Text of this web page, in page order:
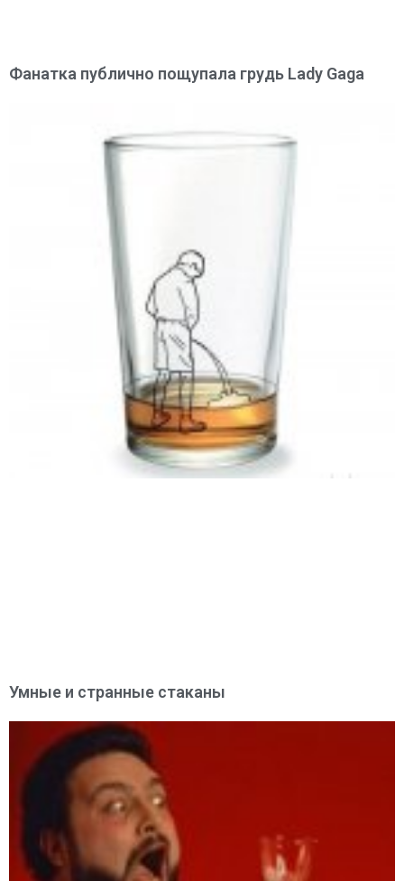
Фанатка публично пощупала грудь Lady Gaga
Умные и странные стаканы